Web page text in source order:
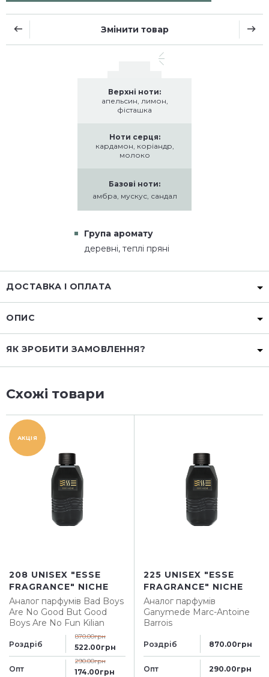
Змінити товар
Верхні ноти:
апельсин, лимон,
фісташка
Ноти серця:
кардамон, коріандр,
молоко
Базові ноти:
амбра, мускус, сандал
Група аромату
деревні, теплі пряні
ДОСТАВКА І ОПЛАТА
ОПИС
ЯК ЗРОБИТИ ЗАМОВЛЕННЯ?
Схожі товари
АКЦІЯ
208 UNISEX "ESSE
FRAGRANCE" NICHE
Аналог парфумів Bad Boys
Are No Good But Good
Boys Are No Fun Kilian
Роздріб
870.00грн
522.00грн
Опт
290.00грн
174.00грн
225 UNISEX "ESSE
FRAGRANCE" NICHE
Аналог парфумів
Ganymede Marc-Antoine
Barrois
Роздріб 870.00грн
Опт 290.00грн